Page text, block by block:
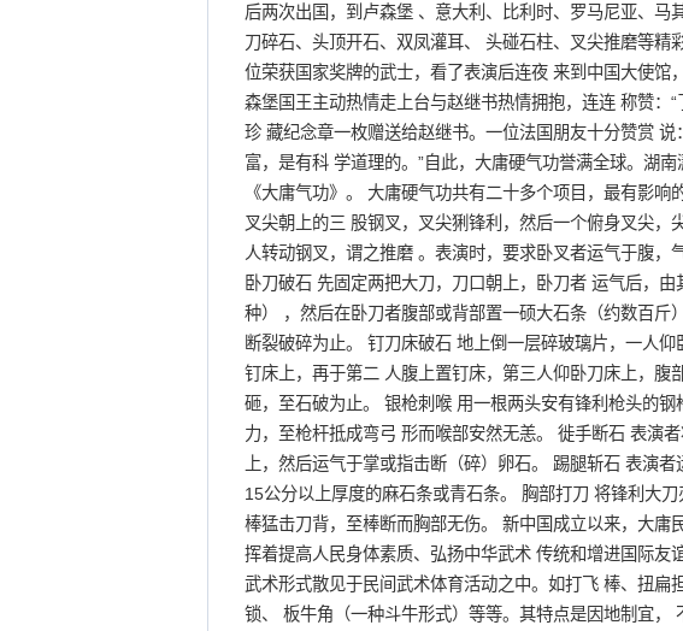
后两次出国，到卢森堡 、意大利、比利时、罗马尼亚、马
刀碎石、头顶开石、双凤灌耳、 头碰石柱、叉尖推磨等精
位荣获国家奖牌的武士，看了表演后连夜 来到中国大使馆
森堡国王主动热情走上台与赵继书热情拥抱，连连 称赞：
珍 藏纪念章一枚赠送给赵继书。一位法国朋友十分赞赏
富，是有科 学道理的。”自此，大庸硬气功誉满全球。湖
《大庸气功》。 大庸硬气功共有二十多个项目，最有影
叉尖朝上的三 股钢叉，叉尖猁锋利，然后一个俯身叉尖，
人转动钢叉，谓之推磨 。表演时，要求卧叉者运气于腹，
卧刀破石 先固定两把大刀，刀口朝上，卧刀者 运气后，
种） ，然后在卧刀者腹部或背部置一硕大石条（约数百斤
断裂破碎为止。 钉刀床破石 地上倒一层碎玻璃片，一人
钉床上，再于第二 人腹上置钉床，第三人仰卧刀床上，腹
砸，至石破为止。 银枪刺喉 用一根两头安有锋利枪头的
力，至枪杆抵成弯弓 形而喉部安然无恙。 徙手断石 表演
上，然后运气于掌或指击断（碎）卵石。 踢腿斩石 表演
15公分以上厚度的麻石条或青石条。 胸部打刀 将锋利大
棒猛击刀背，至棒断而胸部无伤。 新中国成立以来，大庸
挥着提高人民身体素质、弘扬中华武术 传统和增进国际友
武术形式散见于民间武术体育活动之中。如打飞 棒、扭扁
锁、 板牛角（一种斗牛形式）等等。其特点是因地制宜，